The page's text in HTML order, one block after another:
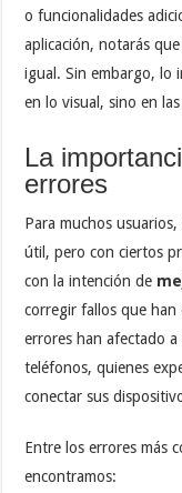
o funcionalidades
aplicación, notarás que
igual. Sin embargo, lo
en lo visual, sino en las
La
errores
Para muchos
útil, pero con ciertos
con la intención de
corregir fallos que han
errores han afectado
teléfonos, quienes
conectar sus
Entre los errores más
encontramos: